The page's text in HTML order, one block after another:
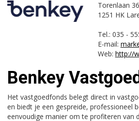
Torenlaan 36
1251 HK
Tel.: 035 -
E-mail:
Web: http://
Benkey
Het vastgoedfonds belegt direct in
en biedt je een gespreide, professioneel
eenvoudige manier om te profiteren van